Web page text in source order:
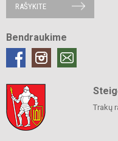
RAŠYKITE
Bendraukime
Trakų